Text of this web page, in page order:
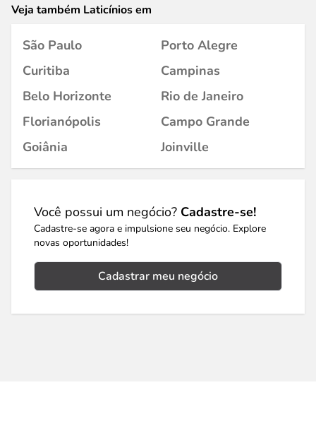
Veja também Laticínios em
São Paulo
Porto Alegre
Curitiba
Campinas
Belo Horizonte
Rio de Janeiro
Florianópolis
Campo Grande
Goiânia
Joinville
Você possui um negócio? Cadastre-se!
Cadastre-se agora e impulsione seu negócio. Explore
novas oportunidades!
Cadastrar meu negócio